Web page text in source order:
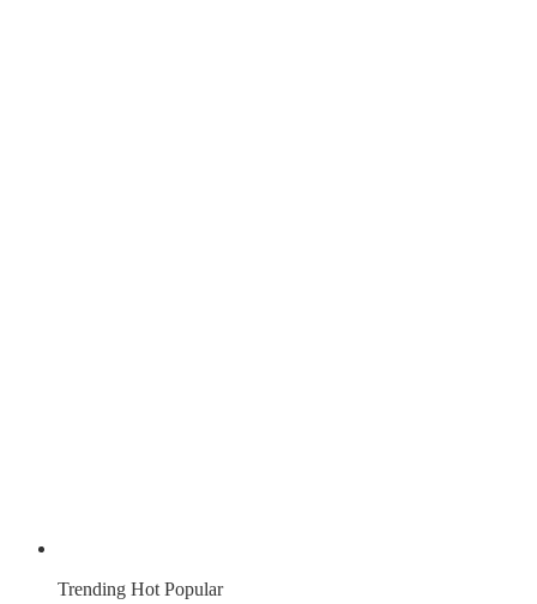
Trending Hot Popular